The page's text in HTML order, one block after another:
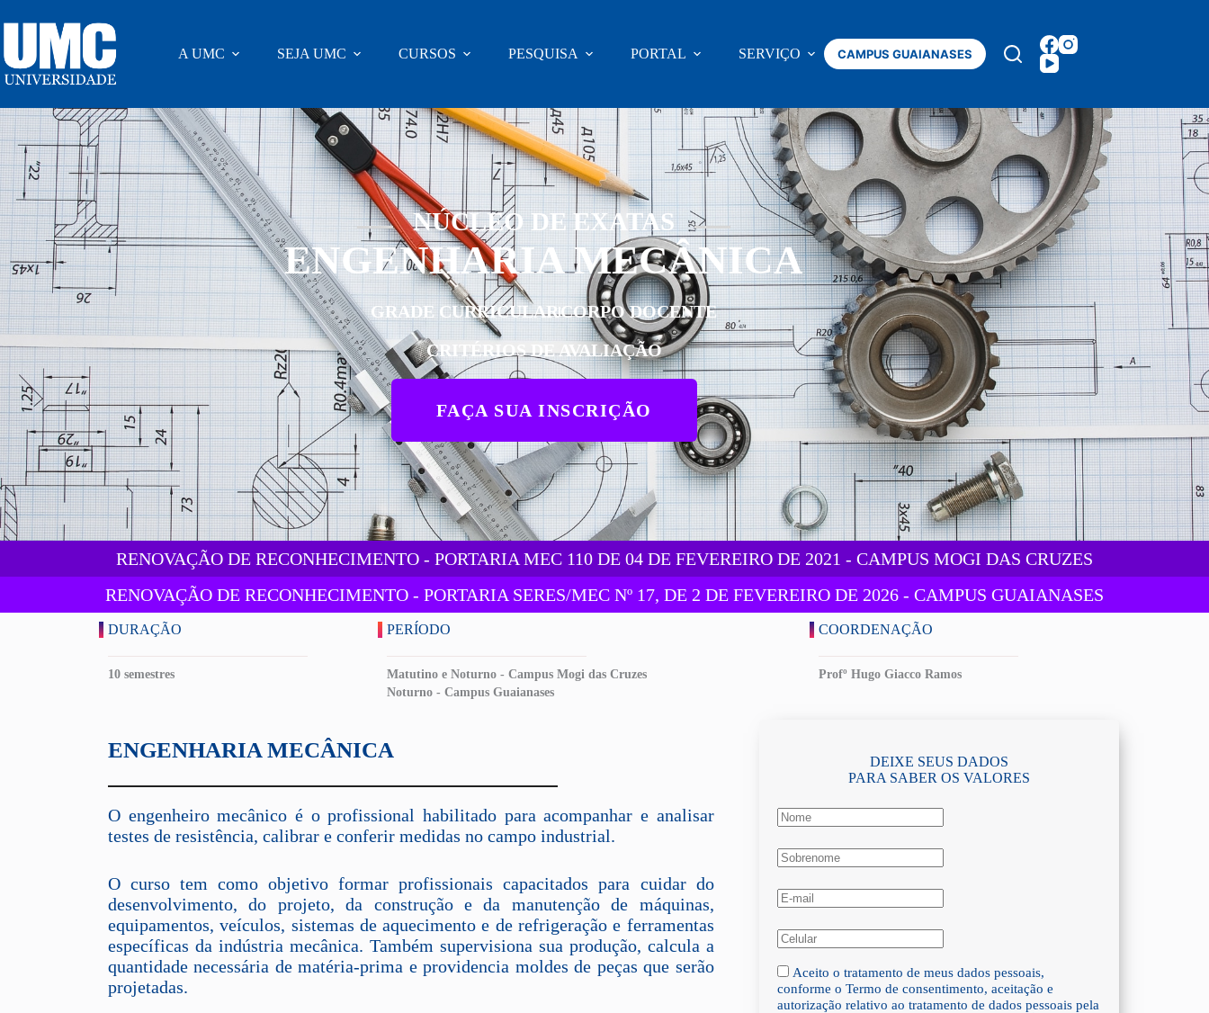
A UMC SEJA UMC CURSOS PESQUISA PORTAL SERVIÇO Mais
CAMPUS GUAIANASES
NÚCLEO DE EXATAS
ENGENHARIA MECÂNICA
GRADE CURRICULARCORPO DOCENTE
CRITÉRIOS DE AVALIAÇÃO
FAÇA SUA INSCRIÇÃO
RENOVAÇÃO DE RECONHECIMENTO - PORTARIA MEC 110 DE 04 DE FEVEREIRO DE 2021 - CAMPUS MOGI DAS CRUZES
RENOVAÇÃO DE RECONHECIMENTO - PORTARIA SERES/MEC Nº 17, DE 2 DE FEVEREIRO DE 2026 - CAMPUS GUAIANASES
DURAÇÃO
10 semestres
PERÍODO
Matutino e Noturno - Campus Mogi das Cruzes
Noturno - Campus Guaianases
COORDENAÇÃO
Profº Hugo Giacco Ramos
ENGENHARIA MECÂNICA
O engenheiro mecânico é o profissional habilitado para acompanhar e analisar
testes de resistência, calibrar e conferir medidas no campo industrial.
O curso tem como objetivo formar profissionais capacitados para cuidar do
desenvolvimento, do projeto, da construção e da manutenção de máquinas,
equipamentos, veículos, sistemas de aquecimento e de refrigeração e ferramentas
específicas da indústria mecânica. Também supervisiona sua produção, calcula a
quantidade necessária de matéria-prima e providencia moldes de peças que serão
projetadas.
DEIXE SEUS DADOS
PARA SABER OS VALORES
Aceito o tratamento de meus dados pessoais,
conforme o Termo de consentimento, aceitação e
autorização relativo ao tratamento de dados pessoais pela